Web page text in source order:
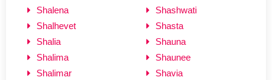
Shalena
Shalhevet
Shalia
Shalima
Shalimar
Shashwati
Shasta
Shauna
Shaunee
Shavia